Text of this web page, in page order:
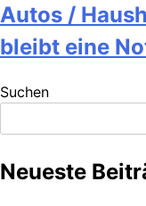
Autos /
bleibt eine
Suchen
Neueste